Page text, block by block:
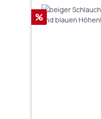
Rabatt
%